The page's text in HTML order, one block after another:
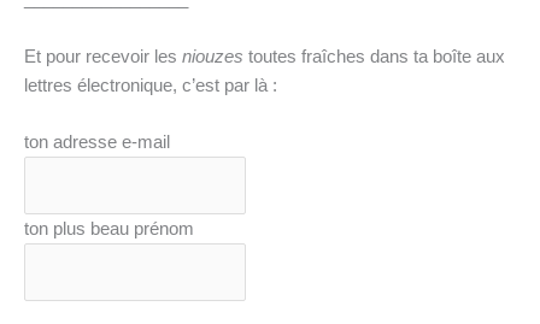
Et pour recevoir les niouzes toutes fraîches dans ta boîte aux
lettres électronique, c’est par là :
ton adresse e-mail
ton plus beau prénom